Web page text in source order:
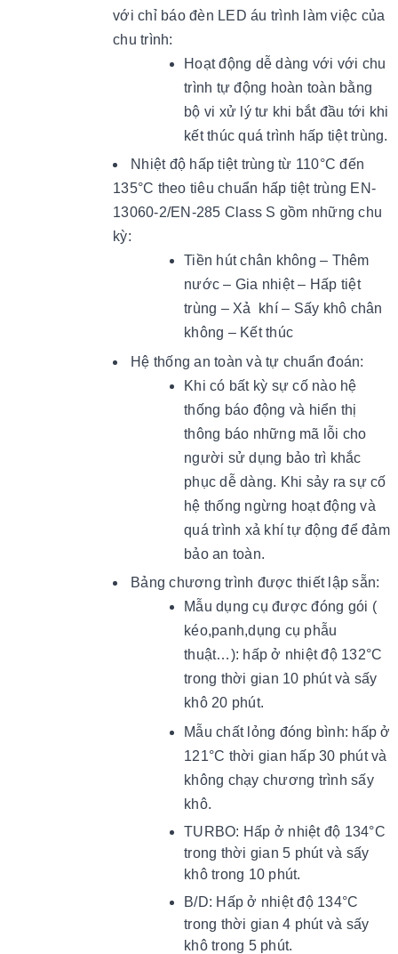
với chỉ báo đèn LED áu trình làm việc của
chu trình:
Hoạt động dễ dàng với với chu
trình tự động hoàn toàn bằng
bộ vi xử lý tư khi bắt đầu tới khi
kết thúc quá trình hấp tiệt trùng.
Nhiệt độ hấp tiệt trùng từ 110°C đến
135°C theo tiêu chuẩn hấp tiệt trùng EN-
13060-2/EN-285 Class S gồm những chu
kỳ:
Tiền hút chân không – Thêm
nước – Gia nhiệt – Hấp tiệt
trùng – Xả khí – Sấy khô chân
không – Kết thúc
Hệ thống an toàn và tự chuẩn đoán:
Khi có bất kỳ sự cố nào hệ
thống báo động và hiển thị
thông báo những mã lỗi cho
người sử dụng bảo trì khắc
phục dễ dàng. Khi sảy ra sự cố
hệ thống ngừng hoạt động và
quá trình xả khí tự động để đảm
bảo an toàn.
Bảng chương trình được thiết lập sẵn:
Mẫu dụng cụ được đóng gói (
kéo,panh,dụng cụ phẫu
thuật…): hấp ở nhiệt độ 132°C
trong thời gian 10 phút và sấy
khô 20 phút.
Mẫu chất lỏng đóng bình: hấp ở
121°C thời gian hấp 30 phút và
không chạy chương trình sấy
khô.
TURBO: Hấp ở nhiệt độ 134°C
trong thời gian 5 phút và sấy
khô trong 10 phút.
B/D: Hấp ở nhiệt độ 134°C
trong thời gian 4 phút và sấy
khô trong 5 phút.